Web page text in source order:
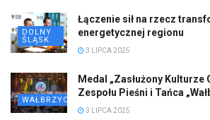
DOLNY
ŚLĄSK
Łączenie sił na rzecz
energetycznej regionu
3 LIPCA 2025
WAŁBRZYCH
Medal „Zasłużony Kulturze
Zespołu Pieśni i Tańca
3 LIPCA 2025